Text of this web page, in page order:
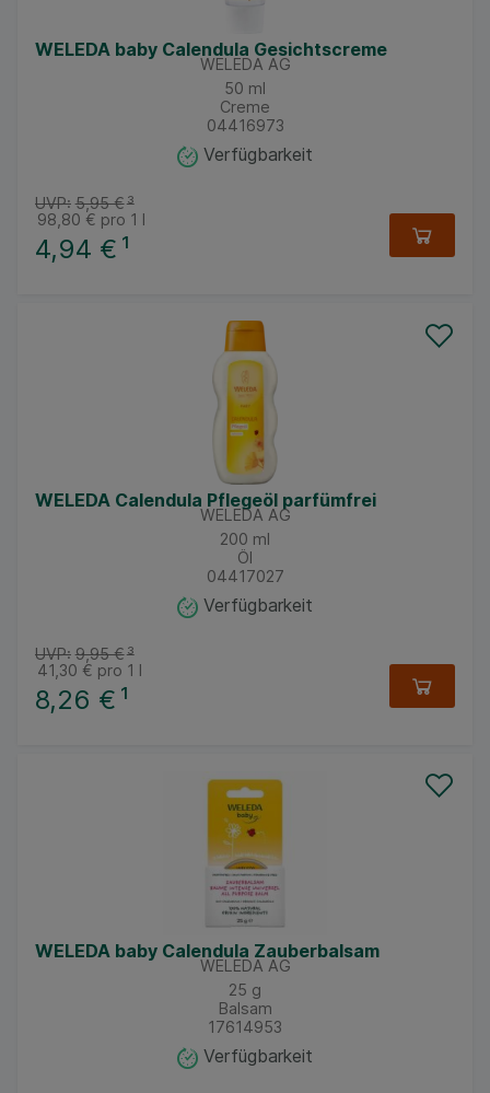
WELEDA baby Calendula Gesichtscreme
WELEDA AG
50 ml
Creme
04416973
Verfügbarkeit
4,94 € ¹
UVP: 5,95 €³
98,80 € pro 1 l
WELEDA Calendula Pflegeöl parfümfrei
WELEDA AG
200 ml
Öl
04417027
Verfügbarkeit
8,26 € ¹
UVP: 9,95 €³
41,30 € pro 1 l
WELEDA baby Calendula Zauberbalsam
WELEDA AG
25 g
Balsam
17614953
Verfügbarkeit